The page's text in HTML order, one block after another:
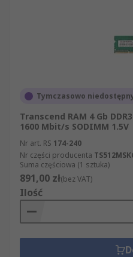
Tymczasowo
Transcend RAM 4 Gb
1600 Mbit/s SODIMM 1.5V
Nr art. RS 174-240
Nr części producenta
Suma częściowa (1 sztuka)
891,00 zł(bez VAT)
Ilość